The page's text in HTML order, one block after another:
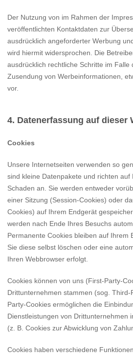
Der Nutzung von im Rahmen der
veröffentlichten Kontaktdaten zur
ausdrücklich angeforderter Werbung
wird hiermit widersprochen. Die
ausdrücklich rechtliche Schritte im Falle
Zusendung von Werbeinformationen,
vor.
4. Datenerfassung auf dieser
Cookies
Unsere Internetseiten verwenden so
sind kleine Datenpakete und richten auf
Schaden an. Sie werden entweder
einer Sitzung (Session-Cookies) oder
Cookies) auf Ihrem Endgerät
werden nach Ende Ihres Besuchs
Permanente Cookies bleiben auf Ihrem
Sie diese selbst löschen oder eine
Ihren Webbrowser erfolgt.
Cookies können von uns (First-Party-
Drittunternehmen stammen (sog. Third-
Party-Cookies ermöglichen die
Dienstleistungen von Drittunternehmen
(z. B. Cookies zur Abwicklung von
Cookies haben verschiedene